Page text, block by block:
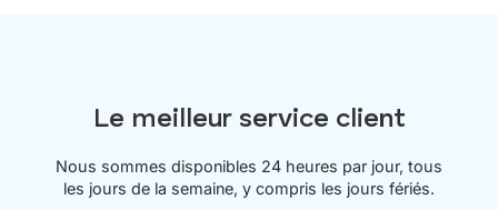
Le meilleur service client
Nous sommes disponibles 24 heures par jour, tous
les jours de la semaine, y compris les jours fériés.